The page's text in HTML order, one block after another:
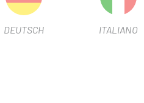
DEUTSCH ITALIANO